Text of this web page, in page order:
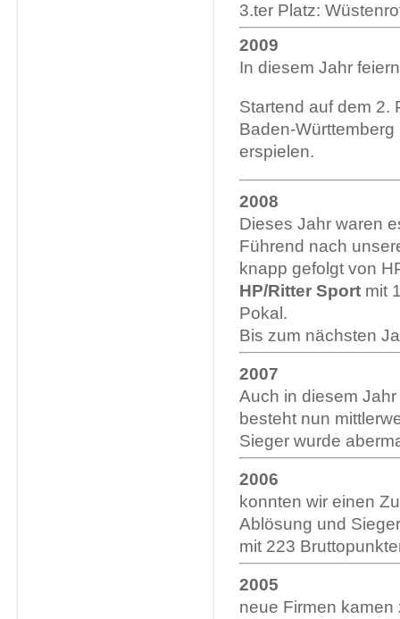
3.ter Platz:
2009
In diesem Jahr
Startend auf dem 2.
Baden-
erspielen.
2008
Dieses Jahr waren
Führend nach
knapp gefolgt von
HP/Ritter Sport mit
Pokal.
Bis zum nächsten
2007
Auch in diesem
besteht nun
Sieger wurde
2006
konnten wir einen
Ablösung und
mit 223
2005
neue Firmen